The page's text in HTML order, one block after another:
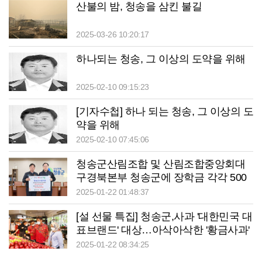
산불의 밤, 청송을 삼킨 불길
2025-03-26 10:20:17
하나되는 청송, 그 이상의 도약을 위해
2025-02-10 09:15:23
[기자수첩] 하나 되는 청송, 그 이상의 도
약을 위해
2025-02-10 07:45:06
청송군산림조합 및 산림조합중앙회대
구경북본부 청송군에 장학금 각각 500
만원 기탁
2025-01-22 01:48:37
[설 선물 특집] 청송군,사과 '대한민국 대
표브랜드' 대상…아삭아삭한 '황금사과'
당도 높아
2025-01-22 08:34:25